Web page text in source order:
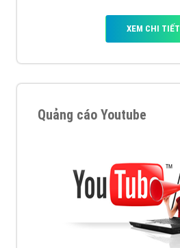
XEM CHI TIẾT
Quảng cáo Youtube